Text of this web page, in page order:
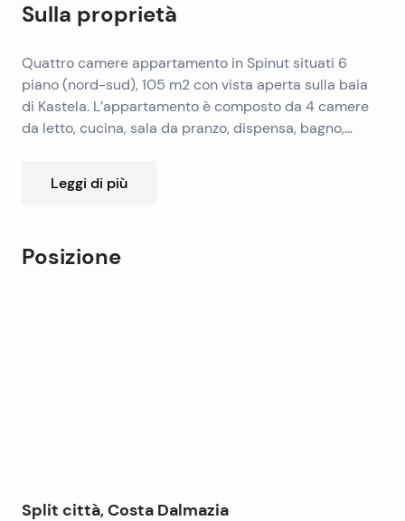
Sulla proprietà
Quattro camere appartamento in Spinut situati 6
piano (nord-sud), 105 m2 con vista aperta sulla baia
di Kastela. L’appartamento è composto da 4 camere
da letto, cucina, sala da pranzo, dispensa, bagno,
cucina – nord.
Leggi di più
Posizione
Split città, Costa Dalmazia